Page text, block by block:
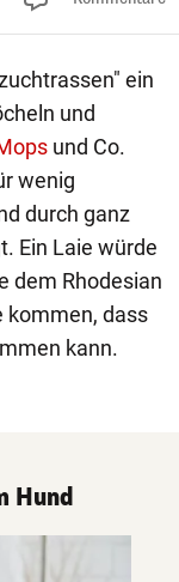
ein
und
und Co.
wenig
durch ganz
Ein Laie würde
dem Rhodesian
kommen, dass
kann.
Hund